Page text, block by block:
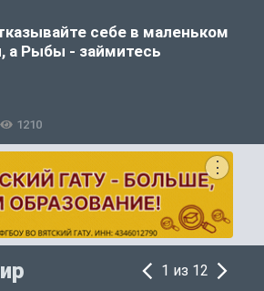
себе в маленьком
а Рыбы - займитесь
1210
1 из 12